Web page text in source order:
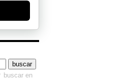
buscar en